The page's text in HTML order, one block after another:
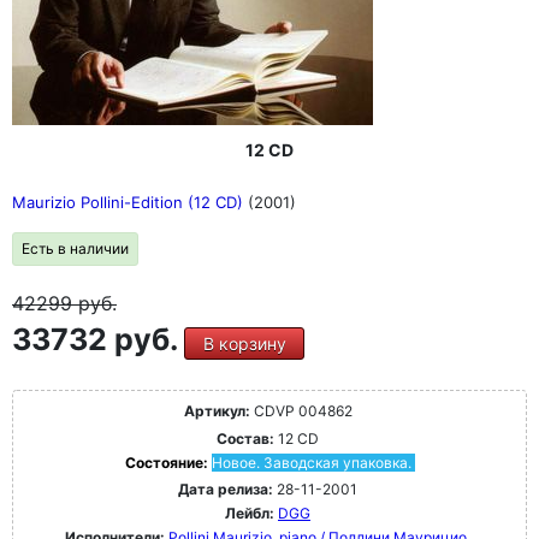
12 CD
Maurizio Pollini-Edition (12 CD) (2001)
Есть в наличии
42299руб.
33732 руб. В корзину
Артикул: CDVP 004862
Состав: 12 CD
Состояние: Новое. Заводская упаковка.
Дата релиза: 28-11-2001
Лейбл: DGG